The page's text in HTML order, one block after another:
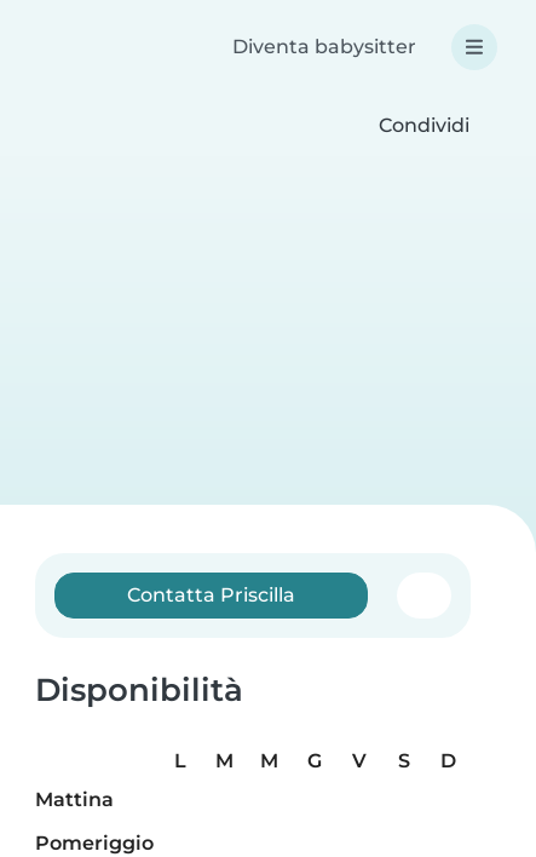
Diventa babysitter
Condividi
Contatta Priscilla
Disponibilità
L M M G V S
D
Mattina
Pomeriggio